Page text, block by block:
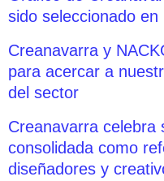
sido seleccionado
Creanavarra y
para acercar a
del sector
Creanavarra celebra
consolidada como
diseñadores y